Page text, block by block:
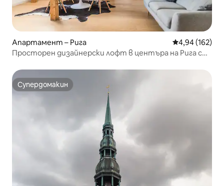
Апартамент – Рига Средна
4,94 (162)
Просторен дизайнерски лофт в центъра на Рига с
Супердомакин
Супердомакин